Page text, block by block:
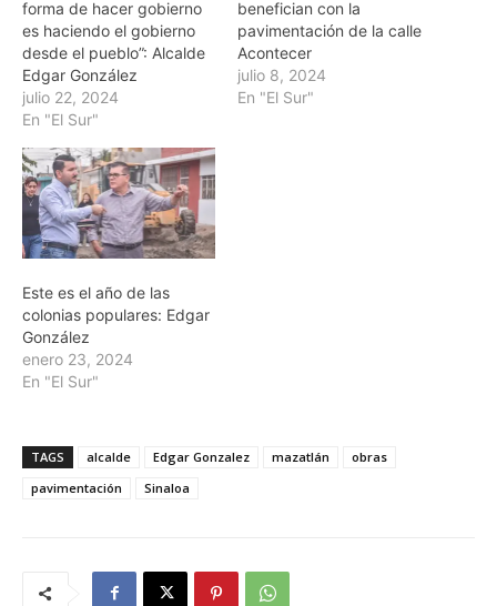
forma de hacer gobierno
es haciendo el gobierno
desde el pueblo”: Alcalde
Edgar González
julio 22, 2024
En "El Sur"
benefician con la
pavimentación de la calle
Acontecer
julio 8, 2024
En "El Sur"
Este es el año de las
colonias populares: Edgar
González
enero 23, 2024
En "El Sur"
TAGS alcalde Edgar Gonzalez mazatlán
obras
pavimentación
Sinaloa